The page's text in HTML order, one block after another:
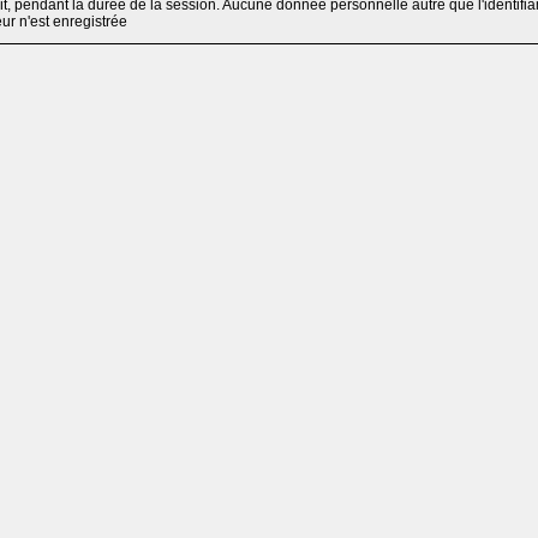
pendant la durée de la session. Aucune donnée personnelle autre que
n'est enregistrée